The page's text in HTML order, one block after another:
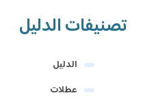
تصنيفات الدليل
الدليل
عطلات